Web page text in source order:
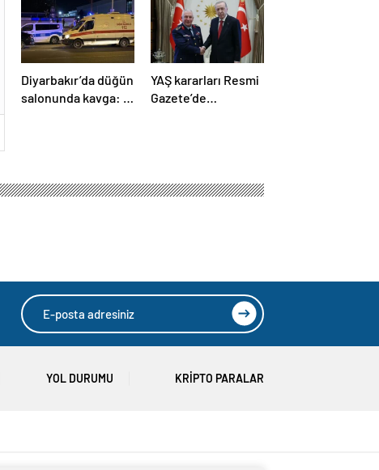
Diyarbakır’da düğün
salonunda kavga: 5
YAŞ kararları Resmi
Gazete’de
Dalkıran
YOL DURUMU KRIPTO PARALAR